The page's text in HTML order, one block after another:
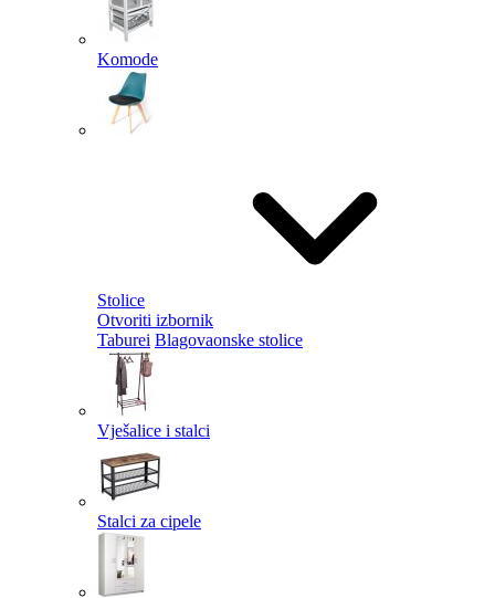
Komode
Stolice
Otvoriti izbornik
Taburei Blagovaonske stolice
Vješalice i stalci
Stalci za cipele